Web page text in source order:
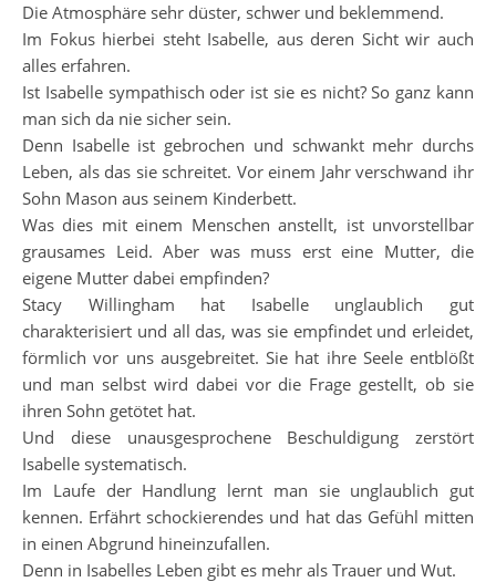
Die Atmosphäre sehr düster, schwer und beklemmend.
Im Fokus hierbei steht Isabelle, aus deren Sicht wir auch
alles erfahren.
Ist Isabelle sympathisch oder ist sie es nicht? So ganz kann
man sich da nie sicher sein.
Denn Isabelle ist gebrochen und schwankt mehr durchs
Leben, als das sie schreitet. Vor einem Jahr verschwand ihr
Sohn Mason aus seinem Kinderbett.
Was dies mit einem Menschen anstellt, ist unvorstellbar
grausames Leid. Aber was muss erst eine Mutter, die
eigene Mutter dabei empfinden?
Stacy Willingham hat Isabelle unglaublich gut
charakterisiert und all das, was sie empfindet und erleidet,
förmlich vor uns ausgebreitet. Sie hat ihre Seele entblößt
und man selbst wird dabei vor die Frage gestellt, ob sie
ihren Sohn getötet hat.
Und diese unausgesprochene Beschuldigung zerstört
Isabelle systematisch.
Im Laufe der Handlung lernt man sie unglaublich gut
kennen. Erfährt schockierendes und hat das Gefühl mitten
in einen Abgrund hineinzufallen.
Denn in Isabelles Leben gibt es mehr als Trauer und Wut.